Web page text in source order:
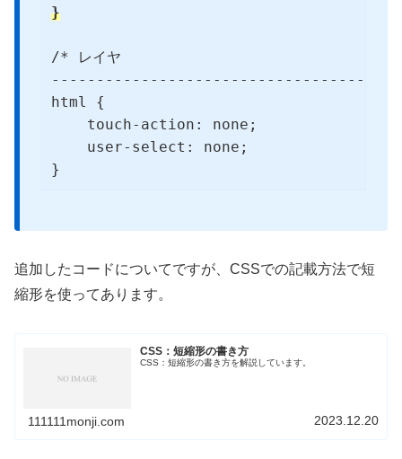
}
/* レイヤ
--------------------------------------
html {
    touch-action: none;
    user-select: none;
}
追加したコードについてですが、CSSでの記載方法で短
縮形を使ってあります。
CSS：短縮形の書き方
CSS：短縮形の書き方を解説しています。
111111monji.com 2023.12.20